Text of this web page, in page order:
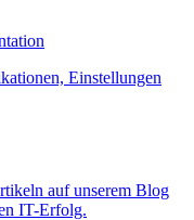
Einstellungen
auf unserem Blog
IT-Erfolg.